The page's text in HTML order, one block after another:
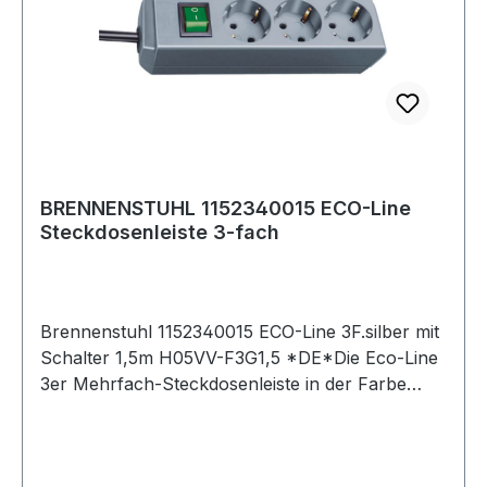
BRENNENSTUHL 1152340015 ECO-Line
Steckdosenleiste 3-fach
Brennenstuhl 1152340015 ECO-Line 3F.silber mit
Schalter 1,5m H05VV-F3G1,5 *DE*Die Eco-Line
3er Mehrfach-Steckdosenleiste in der Farbe